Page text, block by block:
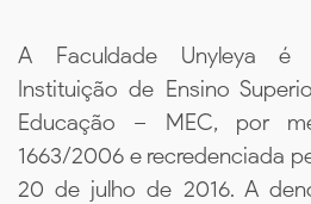
A Faculdade Unyleya é
Instituição de Ensino
Educação – MEC, por
1663/2006 e recredenciada
20 de julho de 2016. A